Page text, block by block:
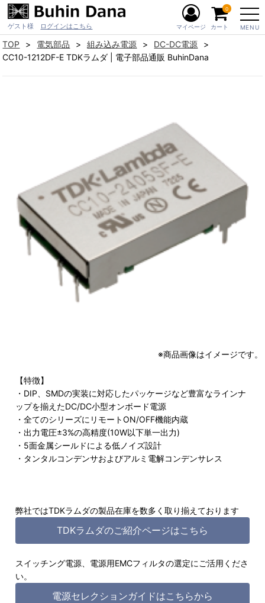
ゲスト様 ログインはこちら MENU
マイページ カート
0
TOP 電気部品 組み込み電源
DC-DC電源
CC10-1212DF-E TDKラムダ | 電子部品通販 BuhinDana
※商品画像はイメージです。
【特徴】
・DIP、SMDの実装に対応したパッケージなど豊富なラインナ
ップを揃えたDC/DC小型オンボード電源
・全てのシリーズにリモートON/OFF機能内蔵
・出力電圧±3%の高精度(10W以下単一出力)
・5面金属シールドによる低ノイズ設計
・タンタルコンデンサおよびアルミ電解コンデンサレス
弊社ではTDKラムダの製品在庫を数多く取り揃えております
TDKラムダのご紹介ページはこちら
スイッチング電源、電源用EMCフィルタの選定にご活用くださ
い。
電源セレクションガイドはこちらから